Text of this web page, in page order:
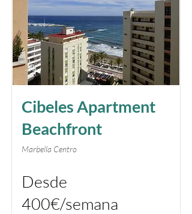
Cibeles Apartment
Beachfront
Marbella Centro
Desde
400€/semana